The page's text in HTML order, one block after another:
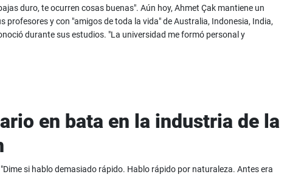
duro, te ocurren cosas buenas". Aún hoy, Ahmet Çak mantiene un
profesores y con "amigos de toda la vida" de Australia, Indonesia, India,
durante sus estudios. "La universidad me formó personal y
en bata en la industria de la
si hablo demasiado rápido. Hablo rápido por naturaleza. Antes era